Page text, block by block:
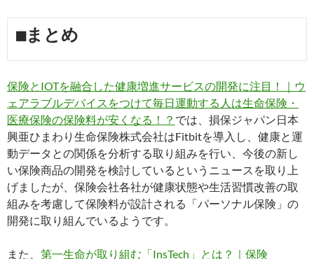
■まとめ
保険とIOTを融合した健康増進サービスの開発に注目！｜ウ
ェアラブルデバイスをつけて毎日運動する人は生命保険・
医療保険の保険料が安くなる！？ では、損保ジャパン日本
興亜ひまわり生命保険株式会社はFitbitを導入し、健康と運
動データとの関係を分析する取り組みを行い、今後の新し
い保険商品の開発を検討しているというニュースを取り上
げましたが、保険会社各社が健康状態や生活習慣改善の取
組みを考慮して保険料が設計される「パーソナル保険」の
開発に取り組んでいるようです。
また、 第一生命が取り組む「InsTech」とは？｜保険